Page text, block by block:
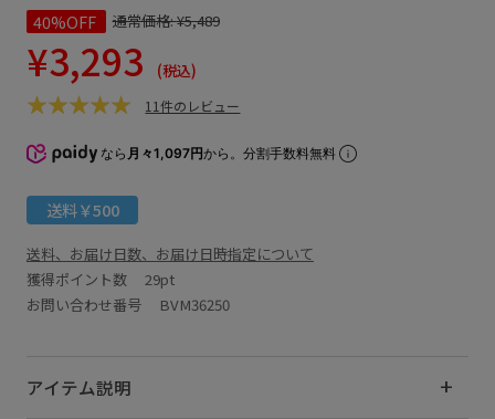
40%OFF 通常価格:¥5,489
¥3,293 (税込)
11件のレビュー
なら 月々1,097円から。分割手数料無料
送料￥500
送料、お届け日数、お届け日時指定について
獲得ポイント数 29pt
お問い合わせ番号 BVM36250
アイテム説明